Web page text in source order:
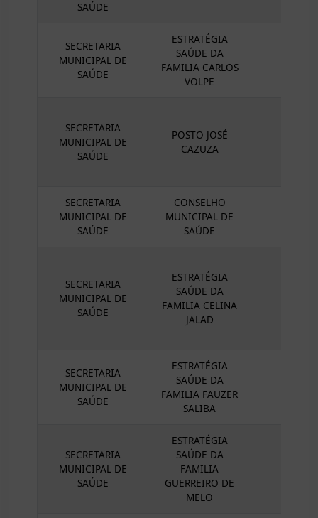
SAÚDE
SECRETARIA
MUNICIPAL DE
SAÚDE
ESTRATÉGIA
SAÚDE DA
FAMILIA CARLOS
VOLPE
SECRETARIA
MUNICIPAL DE
SAÚDE
POSTO JOSÉ
CAZUZA
SECRETARIA
MUNICIPAL DE
SAÚDE
CONSELHO
MUNICIPAL DE
SAÚDE
SECRETARIA
MUNICIPAL DE
SAÚDE
ESTRATÉGIA
SAÚDE DA
FAMILIA CELINA
JALAD
SECRETARIA
MUNICIPAL DE
SAÚDE
ESTRATÉGIA
SAÚDE DA
FAMILIA FAUZER
SALIBA
SECRETARIA
MUNICIPAL DE
SAÚDE
ESTRATÉGIA
SAÚDE DA
FAMILIA
GUERREIRO DE
MELO